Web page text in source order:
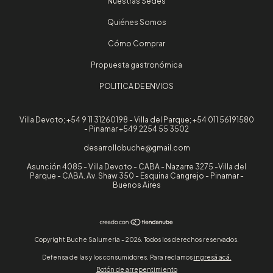
Quiénes Somos
Cómo Comprar
Propuesta gastronómica
POLITICA DE ENVIOS
Villa Devoto; +54 9 11 31260198 - Villa del Parque; +54 011 56191580
- Pinamar +549 2254 55 3502
desarrollobuche@gmail.com
Asunción 4085 - Villa Devoto - CABA - Nazarre 3275 -Villa del
Parque - CABA. Av. Shaw 350 - Esquina Cangrejo - Pinamar -
Buenos Aires
Copyright Buche Salumeria - 2026. Todos los derechos reservados.
Defensa de las y los consumidores. Para reclamos ingresá acá.
Botón de arrepentimiento